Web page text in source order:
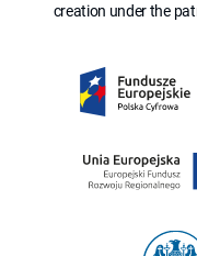
creation under the